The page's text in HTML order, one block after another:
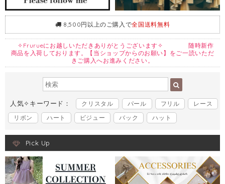
8,500円以上のご購入で全国送料無料
✧Frurueにお越しいただきありがとうございます✧ 随時新作
商品を入荷しております。【当ショップからのお願い】をご一読いただ
きご購入へお進みください。
人気✧キーワード： クリスタル パール フリル
レース
リボン
ハート ビジュー バック ハット
Pick Up